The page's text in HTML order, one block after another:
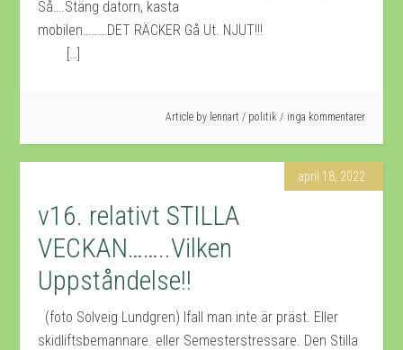
Så….Stäng datorn, kasta
mobilen………DET RÄCKER Gå Ut. NJUT!!!
[…]
Article by lennart / politik inga kommentarer
april 18, 2022
v16. relativt STILLA
VECKAN……..Vilken
Uppståndelse!!
(foto Solveig Lundgren) Ifall man inte är präst. Eller
skidliftsbemannare. eller Semesterstressare. Den Stilla